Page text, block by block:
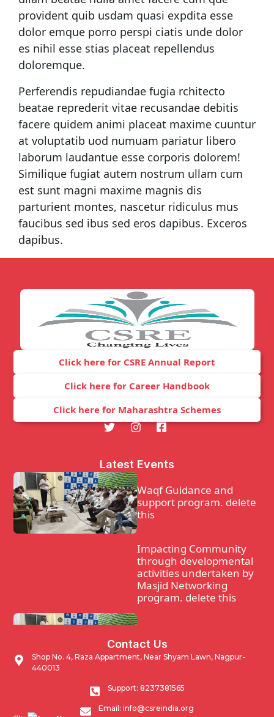
provident quib usdam quasi expdita esse
dolor emque porro perspi ciatis unde dolor
es nihil esse stias placeat repellendus
doloremque.
Perferendis repudiandae fugia rchitecto
beatae reprederit vitae recusandae debitis
facere quidem animi placeat maxime cuuntur
at voluptatib uod numuam pariatur libero
laborum laudantue esse corporis dolorem!
Similique fugiat autem nostrum ullam cum
est sunt magni maxime magnis dis
parturient montes, nascetur ridiculus mus
faucibus sed ibus sed eros dapibus. Exceros
dapibus.
Click here for CSRE Annual Report
Click here for Career Handbook
Click here for Maharashtra Schemes
Latest Events
Waqf Guidance and
support program. delete
this
Impacting Community
through developmental
activities undertaken by
Masjid Networking
program. delete this
Waqf Guidance and
support program.
Impacting Community
through developmental
Contact Us
Shop No. 4, Raza Appartment, Near Shyam Lawn, Nagpur-
440013
Support: 8237381565
Email: info@csreindia.org